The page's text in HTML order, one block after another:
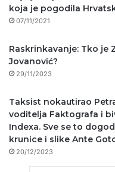
koja je pogodila
07/11/2021
Raskrinkavanje: Tko je
Jovanović?
29/11/2023
Taksist nokautirao
voditelja Faktografa i
Indexa. Sve se to
krunice i slike Ante
20/12/2023